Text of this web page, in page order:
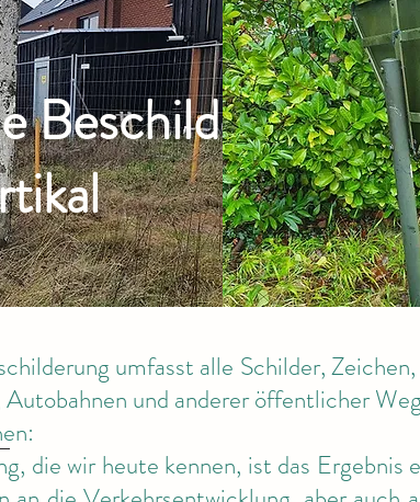
Beschilderung
umfasst alle Schilder,
und anderer öffentlicher
die wir heute kennen, ist das Ergebnis